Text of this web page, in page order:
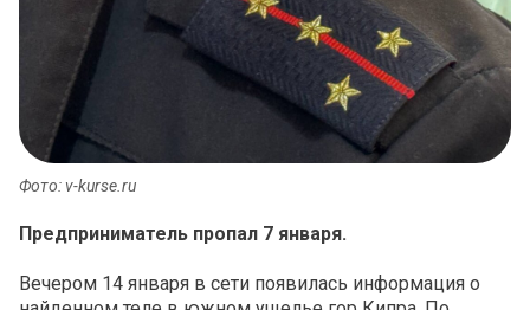
Фото: v-kurse.ru
Предприниматель пропал 7 января.
Вечером 14 января в сети появилась информация о